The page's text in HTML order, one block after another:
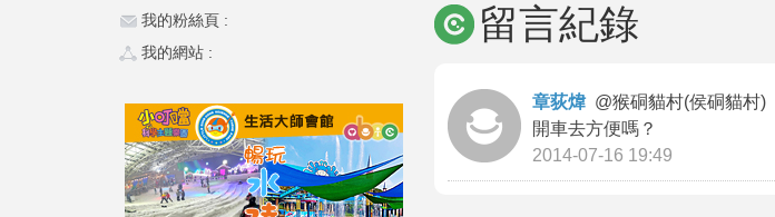
我的粉絲頁 :
我的網站 :
留言紀錄
章荻煒 @猴硐貓村(侯硐貓村)
開車去方便嗎？
2014-07-16 19:49